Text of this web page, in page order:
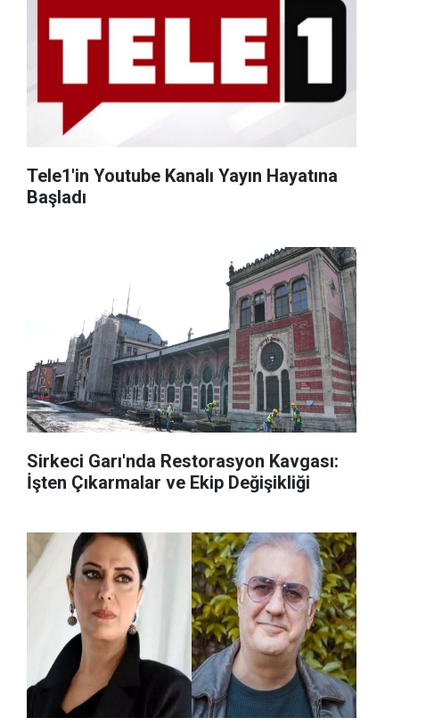
Tele1'in Youtube Kanalı Yayın Hayatına
Başladı
Sirkeci Garı'nda Restorasyon Kavgası:
İşten Çıkarmalar ve Ekip Değişikliği